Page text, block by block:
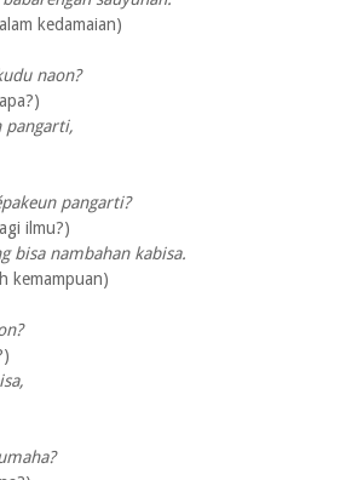
kedamaian)
naon?
pangarti,
pangarti?
ilmu?)
bisa nambahan kabisa.
kemampuan)